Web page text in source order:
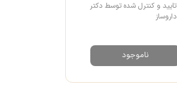
تایید و کنترل شده توسط دکتر
داروساز
ناموجود